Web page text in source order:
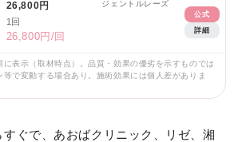
26,800円
1回
26,800円/回
ジェントルレーズ
公式
詳細
表示（取材時点）。品質・効果の優劣を示すものでは
等で変動する場合あり。施術効果には個人差がありま
ぐで、あおばクリニック、リゼ、湘